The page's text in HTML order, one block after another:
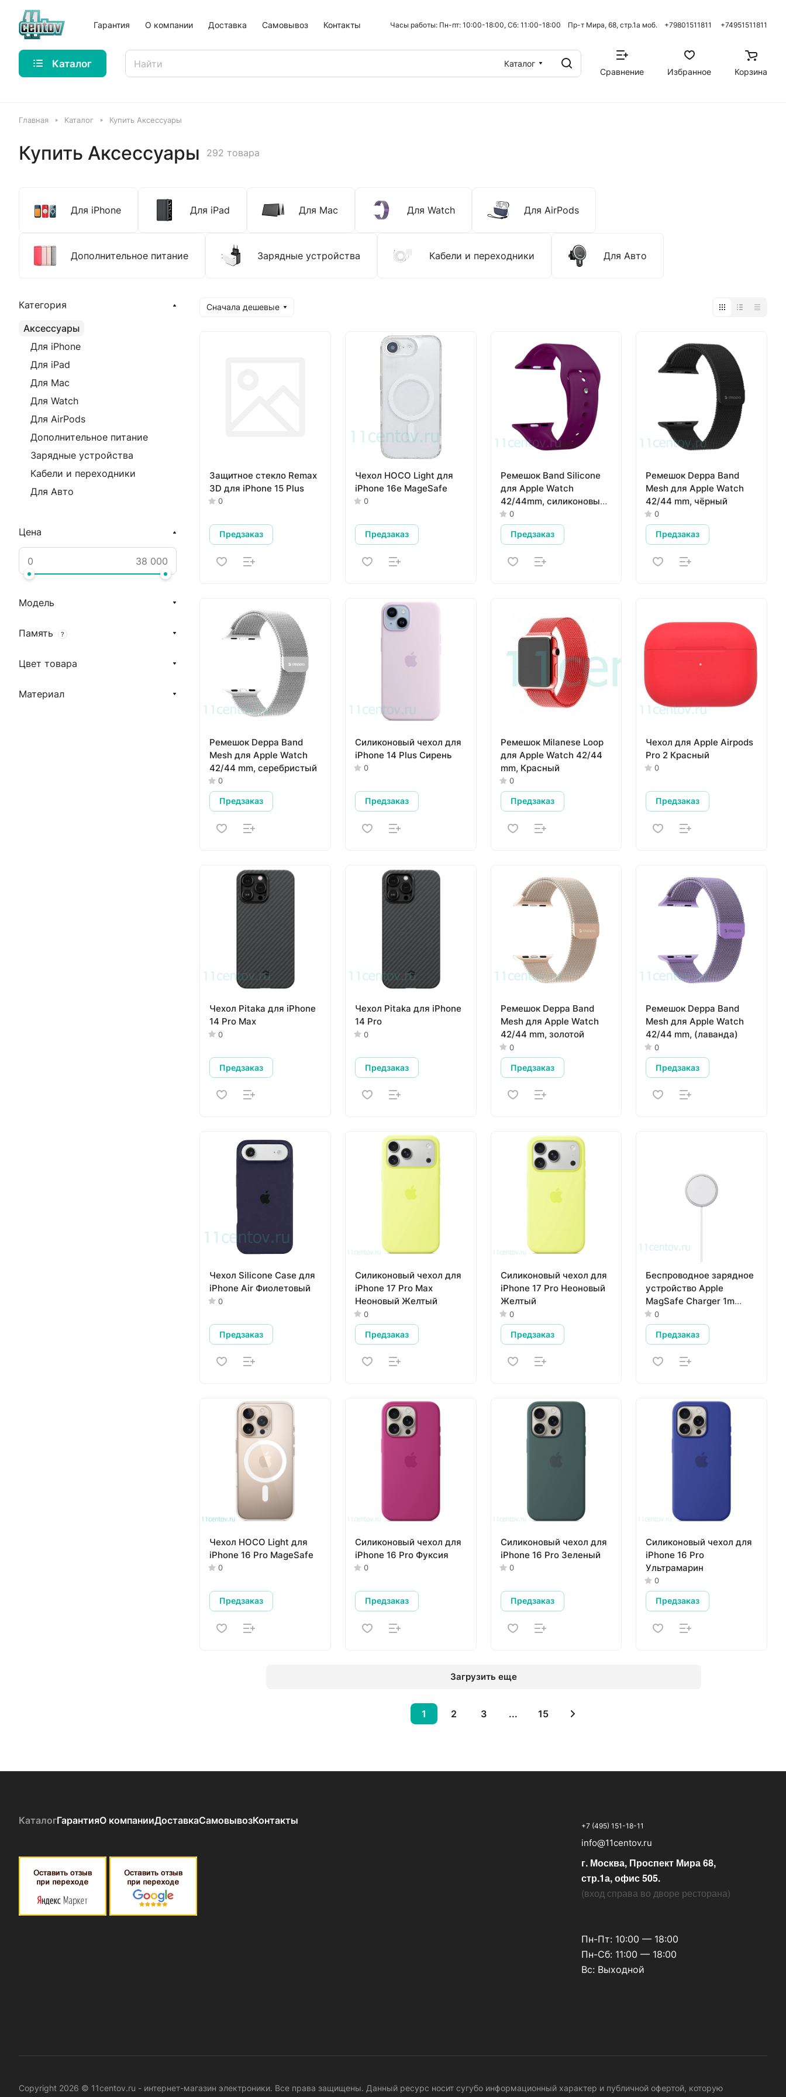
Гарантия О компании Доставка Самовывоз Контакты Часы работы: Пн-пт: 10:00-18:00, Сб: 11:00-18:00 Пр-т Мира, 68, стр.1а моб. +79801511811 +74951511811
Каталог
Каталог
Сравнение
Избранное Корзина
Главная Каталог Купить Аксессуары
Купить Аксессуары 292 товара
Для iPhone Для iPad Для Mac Для Watch Для AirPods
Дополнительное питание Зарядные устройства Кабели и переходники Для Авто
Сначала дешевые
Защитное стекло Remax
3D для iPhone 15 Plus
0
Предзаказ
Чехол HOCO Light для
iPhone 16e MageSafe
0
Предзаказ
Ремешок Band Silicone
для Apple Watch
42/44mm, силиконовый,
(Бургунди)
0
Предзаказ
Ремешок Deppa Band
Mesh для Apple Watch
42/44 mm, чёрный
0
Предзаказ
Ремешок Deppa Band
Mesh для Apple Watch
42/44 mm, серебристый
0
Предзаказ
Силиконовый чехол для
iPhone 14 Plus Сирень
0
Предзаказ
Ремешок Milanese Loop
для Apple Watch 42/44
mm, Красный
0
Предзаказ
Чехол для Apple Airpods
Pro 2 Красный
0
Предзаказ
Чехол Pitaka для iPhone
14 Pro Max
0
Предзаказ
Чехол Pitaka для iPhone
14 Pro
0
Предзаказ
Ремешок Deppa Band
Mesh для Apple Watch
42/44 mm, золотой
0
Предзаказ
Ремешок Deppa Band
Mesh для Apple Watch
42/44 mm, (лаванда)
0
Предзаказ
Чехол Silicone Case для
iPhone Air Фиолетовый
0
Предзаказ
Силиконовый чехол для
iPhone 17 Pro Max
Неоновый Желтый
0
Предзаказ
Силиконовый чехол для
iPhone 17 Pro Неоновый
Желтый
0
Предзаказ
Беспроводное зарядное
устройство Apple
MagSafe Charger 1m
(MX6Y3), белый
0
Предзаказ
Чехол HOCO Light для
iPhone 16 Pro MageSafe
0
Предзаказ
Силиконовый чехол для
iPhone 16 Pro Фуксия
0
Предзаказ
Силиконовый чехол для
iPhone 16 Pro Зеленый
0
Предзаказ
Силиконовый чехол для
iPhone 16 Pro
Ультрамарин
0
Предзаказ
Загрузить еще
1 2 3 ... 15
Категория
Аксессуары
Для iPhone
Для iPad
Для Mac
Для Watch
Для AirPods
Дополнительное питание
Зарядные устройства
Кабели и переходники
Для Авто
Цена
Модель
Память ?
Цвет товара
Материал
КаталогГарантияО компанииДоставкаСамовывозКонтакты +7 (495) 151-18-11
info@11centov.ru
г. Москва, Проспект Мира 68,
стр.1а, офис 505.
(вход справа во дворе ресторана)
Пн-Пт: 10:00 — 18:00
Пн-Сб: 11:00 — 18:00
Вс: Выходной
Copyright 2026 © 11centov.ru - интернет-магазин электроники. Все права защищены. Данный ресурс носит сугубо информационный характер и публичной офертой, которую